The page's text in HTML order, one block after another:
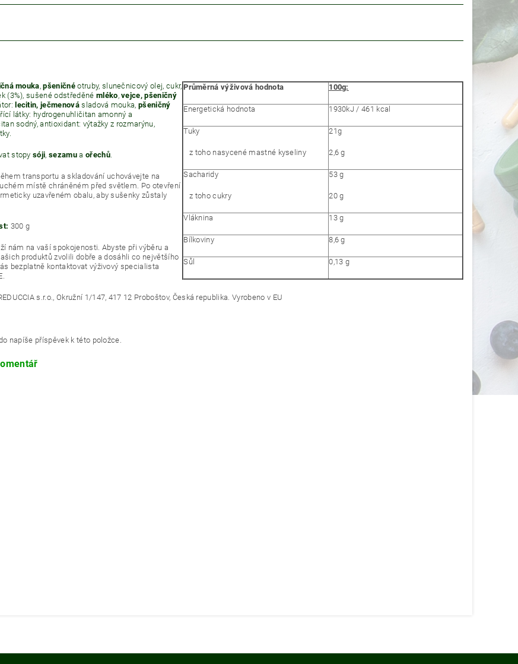
Průměrná výživová hodnota 100g:
Energetická hodnota 1930kJ / 461 kcal
Tuky
z toho nasycené mastné kyseliny
21g
2,6 g
Sacharidy
z toho cukry
53 g
20 g
Vláknina 13 g
Bílkoviny 8,6 g
Sůl 0,13 g
mouka,pšeničnéotruby, slunečnicový olej, cukr,
(3%), sušené odstředěné mléko,vejce, pšeničný
lecitin, ječmenovásladová mouka,pšeničný
látky: hydrogenuhličitan amonný a
sodný, antioxidant: výtažky z rozmarýnu,
stopysóji,sezamua ořechů.
transportu a skladování uchovávejte na
místě chráněném před světlem. Po otevření
uzavřeném obalu, aby sušenky zůstaly
300 g
nám na vaší spokojenosti. Abyste při výběru a
produktů zvolili dobře a dosáhli co největšího
bezplatně kontaktovat výživový specialista
s.r.o., Okružní 1/147, 417 12 Proboštov, Česká republika. Vyrobeno v EU
napíše příspěvek k této položce.